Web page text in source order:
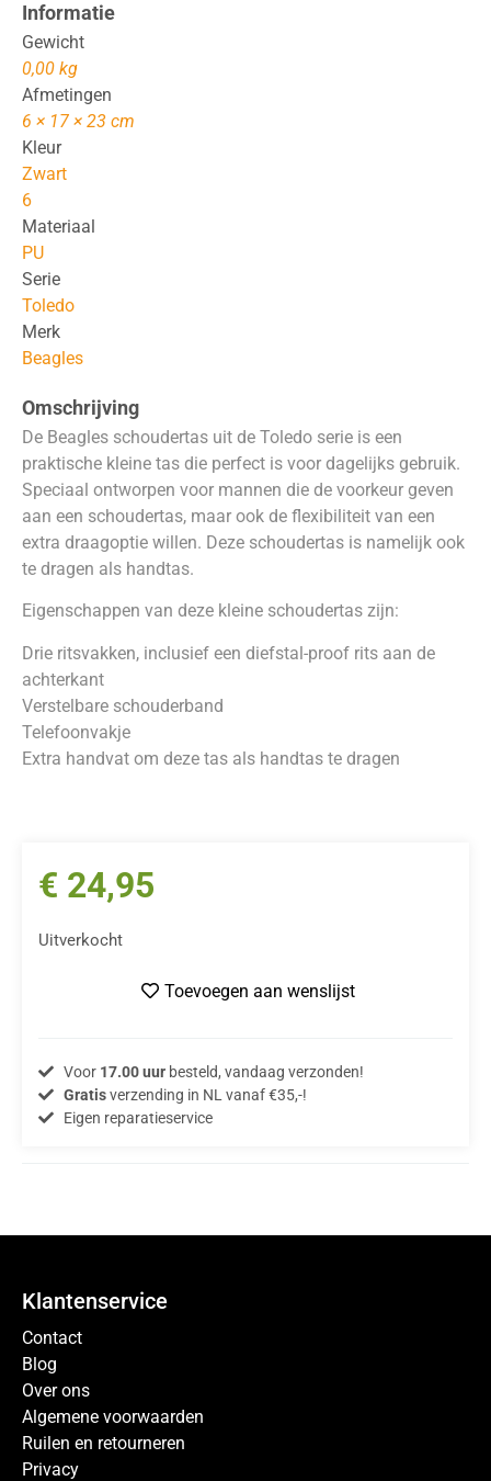
Informatie
Gewicht
0,00 kg
Afmetingen
6 × 17 × 23 cm
Kleur
Zwart
6
Materiaal
PU
Serie
Toledo
Merk
Beagles
Omschrijving
De Beagles schoudertas uit de Toledo serie is een
praktische kleine tas die perfect is voor dagelijks gebruik.
Speciaal ontworpen voor mannen die de voorkeur geven
aan een schoudertas, maar ook de flexibiliteit van een
extra draagoptie willen. Deze schoudertas is namelijk ook
te dragen als handtas.
Eigenschappen van deze kleine schoudertas zijn:
Drie ritsvakken, inclusief een diefstal-proof rits aan de
achterkant
Verstelbare schouderband
Telefoonvakje
Extra handvat om deze tas als handtas te dragen
€ 24,95
Uitverkocht
Toevoegen aan wenslijst
Voor 17.00 uurbesteld, vandaag verzonden!
Gratisverzending in NL vanaf €35,-!
Eigen reparatieservice
Klantenservice
Contact
Blog
Over ons
Algemene voorwaarden
Ruilen en retourneren
Privacy